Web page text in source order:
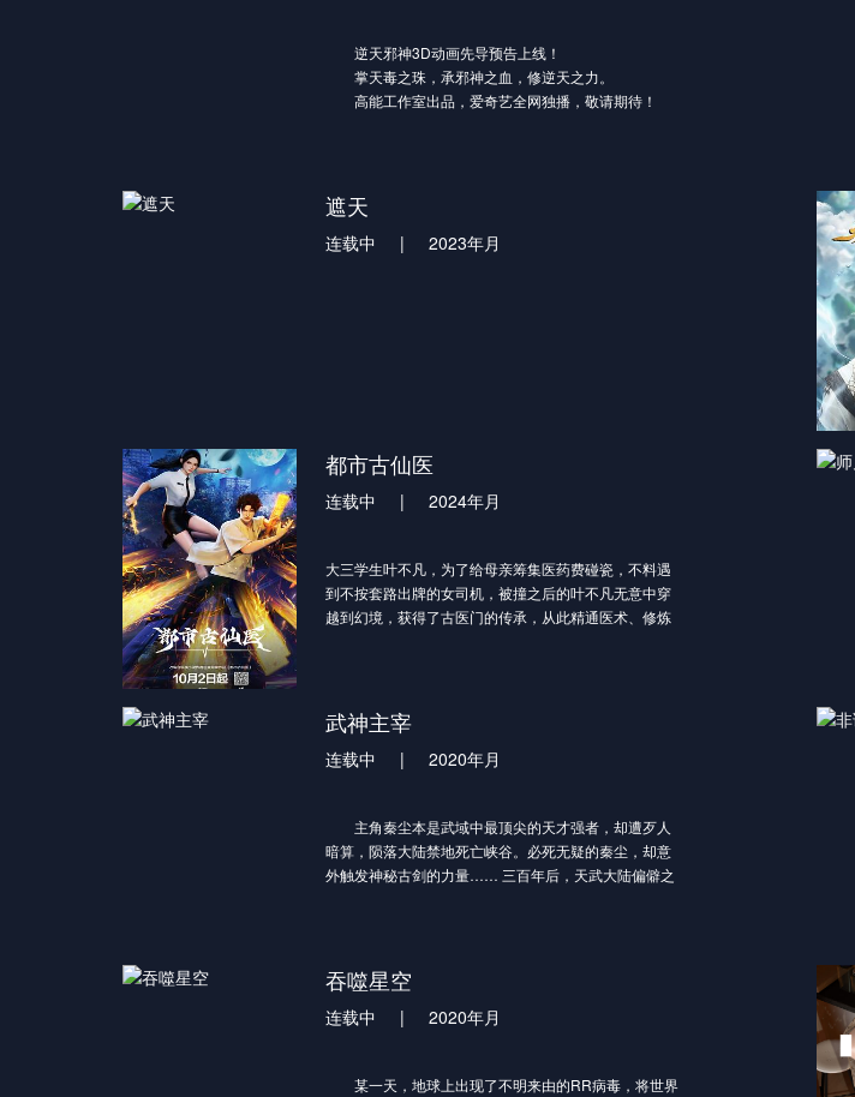
逆天邪神3D动画先导预告上线！
掌天毒之珠，承邪神之血，修逆天之力。
高能工作室出品，爱奇艺全网独播，敬请期待！
遮天
连载中 | 2023年月
都市古仙医
连载中 | 2024年月
大三学生叶不凡，为了给母亲筹集医药费碰瓷，不料遇
到不按套路出牌的女司机，被撞之后的叶不凡无意中穿
越到幻境，获得了古医门的传承，从此精通医术、修炼
武神主宰
连载中 | 2020年月
主角秦尘本是武域中最顶尖的天才强者，却遭歹人
暗算，陨落大陆禁地死亡峡谷。必死无疑的秦尘，却意
外触发神秘古剑的力量…… 三百年后，天武大陆偏僻之
话，也为了守护自己所爱的一切，秦尘毅然决然扛起维
护天下五国的大任，再度踏上武道之路。
吞噬星空
连载中 | 2020年月
某一天，地球上出现了不明来由的RR病毒，将世界